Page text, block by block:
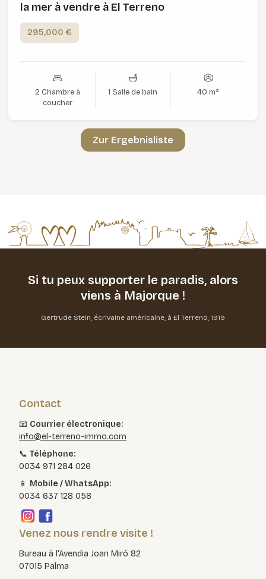
la mer à vendre à El Terreno
295,000 €
2 Chambre à
coucher
1 Salle de bain 40 m²
Zur Ergebnisliste
Si tu peux supporter le paradis,alors
viens à Majorque !
Gertrude Stein, écrivaine américaine, à El Terreno, 1919
Contact
📧 Courrier électronique:
info@el-terreno-immo.com
📞Téléphone:
0034 971 284 026
📱 Mobile / WhatsApp:
0034 637 128 058
Venez nous rendre visite !
Bureau à l'Avendia Joan Miró 82
07015 Palma